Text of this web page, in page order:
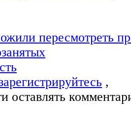
пересмотреть
,
оставлять